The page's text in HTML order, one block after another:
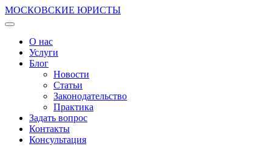
МОСКОВСКИЕ ЮРИСТЫ
О нас
Услуги
Блог
Новости
Статьи
Законодательство
Практика
Задать вопрос
Контакты
Консультация